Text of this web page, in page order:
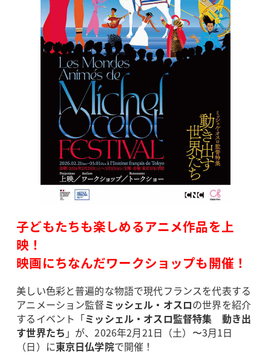
子どもたちも楽しめるアニメ作品を上
映！
映画にちなんだワークショップも開催！
美しい色彩と普遍的な物語で現代フランスを代表する
アニメーション監督ミッシェル・オスロの世界を紹介
するイベント「ミッシェル・オスロ監督特集 動き出
す世界たち 」が、2026年2月21日（土）〜3月1日
（日）に東京日仏学院で開催！